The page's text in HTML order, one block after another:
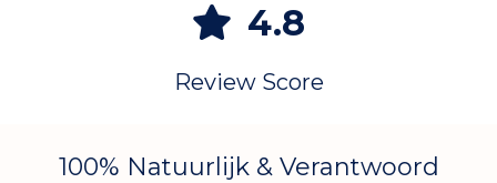
4.8
Review Score
100% Natuurlijk & Verantwoord